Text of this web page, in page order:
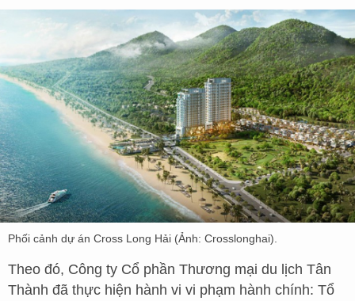
Phối cảnh dự án Cross Long Hải (Ảnh: Crosslonghai).
Theo đó, Công ty Cổ phần Thương mại du lịch Tân
Thành đã thực hiện hành vi vi phạm hành chính: Tổ